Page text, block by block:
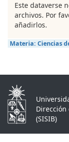
Este dataverse
archivos. Por
añadirlos.
Materia: Ciencias
Dirección
(SISIB)